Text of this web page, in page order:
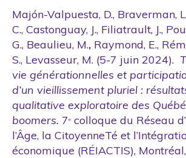
2018
2019
2020
2021
2022
2023
2025
A.P. DePrince
AAmarnani
Aamodt
Aaron
Aarons
Aas
Abada
Majón-Valpuesta, D., Braverman,
C., Castonguay, J., Filiatrault, J.,
G., Beaulieu, M., Raymond, E.,
S., Levasseur, M. (5-7 juin 2024).
vie générationnelles et
d’un vieillissement pluriel :
qualitative exploratoire des
boomers. 7 e colloque du Réseau
l’Âge, la CitoyenneTé et
économique (RÉIACTIS),